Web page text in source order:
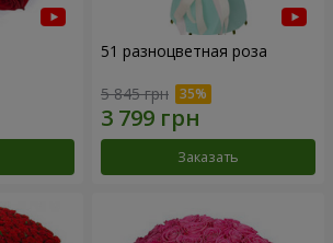
51 разноцветная роза
5 845 грн
Заказать